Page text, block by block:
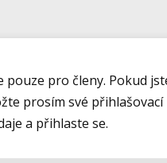
pouze pro členy. Pokud
prosím své přihlašovací
a přihlaste se.